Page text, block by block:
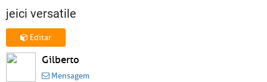
jeici versatile
Editar
Gilberto
Mensagem